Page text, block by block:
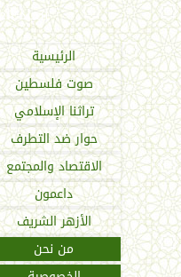
اتحاد
الرئيسية
صوت فلسطين
تراثنا الإسلامي
حوار ضد التطرف
الاقتصاد والمجتمع
داعمون
الأزهر الشريف
من نحن